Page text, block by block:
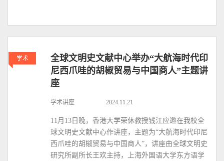
学术
全球文明史文献中心举办“大航海时代印
尼西爪哇的胡椒贸易与中国商人”主题讲
座
学术讲座 2024.11.21
11月13日晚，香港大学荣休教授钱江应邀在我校全
球文明史文献中心作讲座，主题为“大航海时代印尼
西爪哇的胡椒贸易与中国商人”，讲座由全球文明史
研究所副所长王欢主持，上海外国语大学东方语学